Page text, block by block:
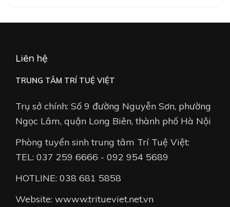
Liên hệ
TRUNG TÂM TRÍ TUỆ VIỆT
Trụ sở chính: Số 9 đường Nguyễn Sơn, phường
Ngọc Lâm, quận Long Biên, thành phố Hà Nội
Phòng tuyển sinh trung tâm Trí Tuệ Việt:
TEL: 037 259 6666 - 092 954 5689
HOTLINE: 038 681 5858
Website: wwww.tritueviet.net.vn